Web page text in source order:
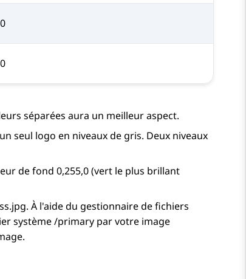
séparées aura un meilleur aspect.
seul logo en niveaux de gris. Deux niveaux
de fond 0,255,0 (vert le plus brillant
À l'aide du gestionnaire de fichiers
système /primary par votre image